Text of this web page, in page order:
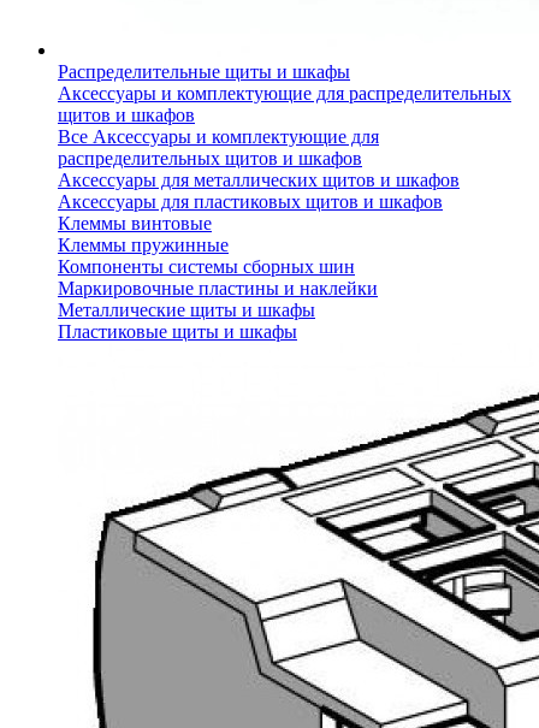
Распределительные щиты и шкафы
Аксессуары и комплектующие для распределительных
щитов и шкафов
Все Аксессуары и комплектующие для
распределительных щитов и шкафов
Аксессуары для металлических щитов и шкафов
Аксессуары для пластиковых щитов и шкафов
Клеммы винтовые
Клеммы пружинные
Компоненты системы сборных шин
Маркировочные пластины и наклейки
Металлические щиты и шкафы
Пластиковые щиты и шкафы